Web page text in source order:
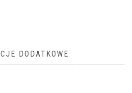
DODATKOWE